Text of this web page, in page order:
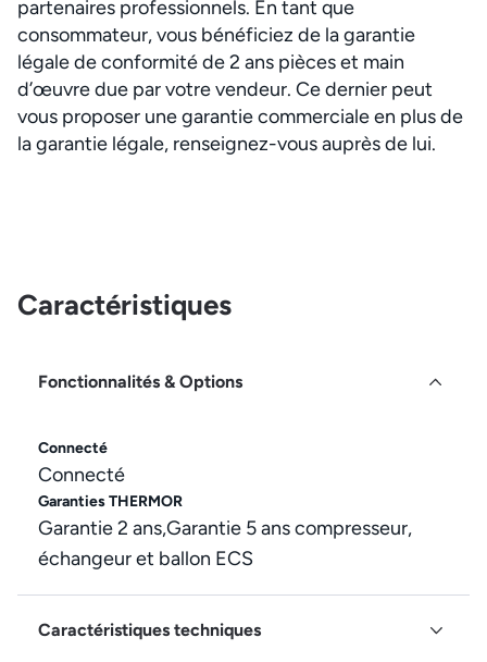
partenaires professionnels. En tant que
consommateur, vous bénéficiez de la garantie
légale de conformité de 2 ans pièces et main
d’œuvre due par votre vendeur. Ce dernier peut
vous proposer une garantie commerciale en plus de
la garantie légale, renseignez-vous auprès de lui.
Caractéristiques
Fonctionnalités & Options
Connecté
Connecté
Garanties THERMOR
Garantie 2 ans,Garantie 5 ans compresseur,
échangeur et ballon ECS
Caractéristiques techniques